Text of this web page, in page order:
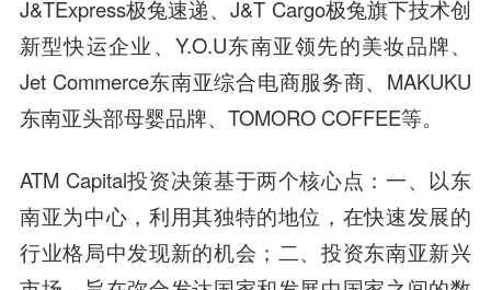
J&TExpress极兔速递、J&T Cargo极兔旗下技术创
新型快运企业、Y.O.U东南亚领先的美妆品牌、
Jet Commerce东南亚综合电商服务商、MAKUKU
东南亚头部母婴品牌、TOMORO COFFEE等。
ATM Capital投资决策基于两个核心点：一、以东
南亚为中心，利用其独特的地位，在快速发展的
行业格局中发现新的机会；二、投资东南亚新兴